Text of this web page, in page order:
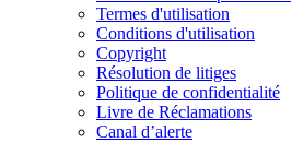
Termes d'utilisation
Conditions d'utilisation
Copyright
Résolution de litiges
Politique de confidentialité
Livre de Réclamations
Canal d’alerte